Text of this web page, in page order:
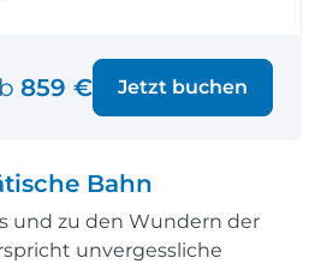
859 € Jetzt buchen
Bahn
und zu den Wundern der
unvergessliche